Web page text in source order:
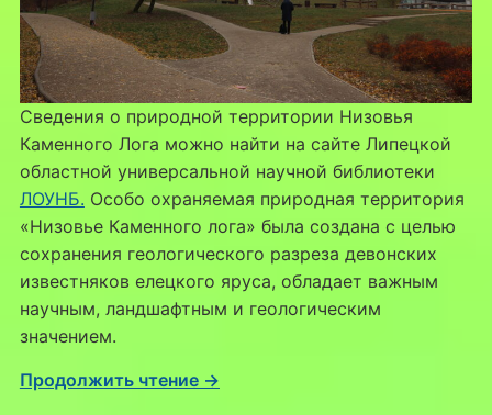
Сведения о природной территории Низовья
Каменного Лога можно найти на сайте Липецкой
областной универсальной научной библиотеки
ЛОУНБ. Особо охраняемая природная территория
«Низовье Каменного лога» была создана с целью
сохранения геологического разреза девонских
известняков елецкого яруса, обладает важным
научным, ландшафтным и геологическим
значением.
Продолжить чтение →